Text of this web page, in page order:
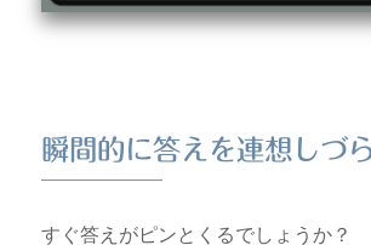
瞬間的に答えを連想しづ
すぐ答えがピンとくるでしょうか？